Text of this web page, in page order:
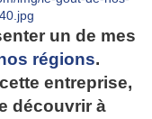
un de mes
régions.
entreprise,
découvrir à